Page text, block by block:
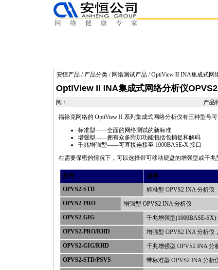
安恒产品 / 产品分类 / 网络测试产品 / OptiView II INA集成式网
OptiView II INA集成式网络分析仪
阅： 产品
福禄克网络的 OptiView II 系列集成式网络分析仪有三种型号
标准型——全面的网络测试的新标准
增强型——拥有众多附加功能包括包捕捉和解码
千兆增强型——可直接连接至 1000BASE-X 接口
在需要保密的情况下，可以选择带可移动硬盘的增强型或千兆
型号
说明
OPVS2-STD
标准型 OPVS2 INA 分析仪
OPVS2-PRO
增强型 OPVS2 INA 分析仪
OPVS2-GIG
千兆增强型(1000BASE-
OPVS2-PRO/RHD
增强型 OPVS2 INA 分析仪
OPVS2-GIG/RHD
千兆增强型 OPVS2 INA 分
OPVS2-STD/PSVS
带标准型 OPVS2 INA 分析